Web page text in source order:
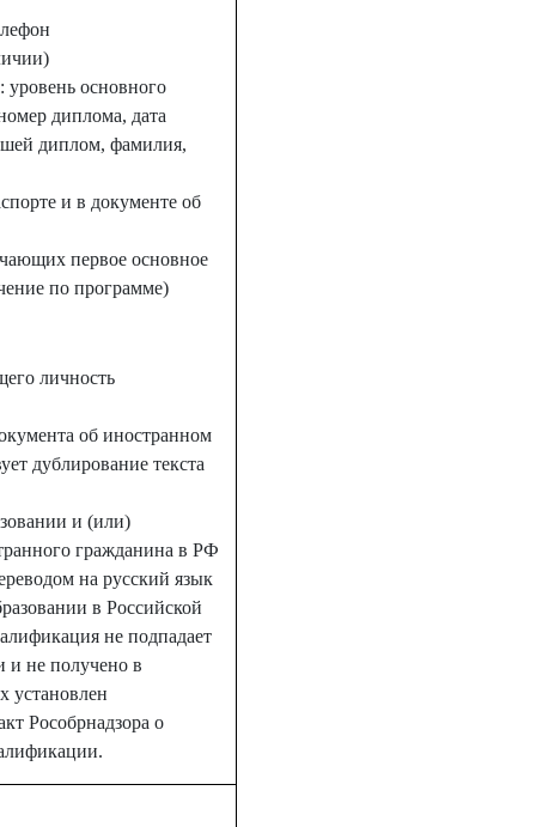
основного
диплома, дата
диплом, фамилия,
и в документе об
первое основное
по программе)
личность
об иностранном
дублирование текста
и (или)
гражданина в РФ
на русский язык
в Российской
не подпадает
и не получено в
установлен
Рособрнадзора о